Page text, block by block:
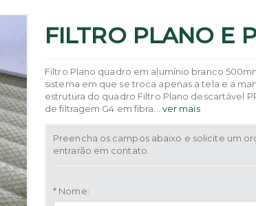
FILTRO PLANO E
Filtro Plano quadro em alumínio branco
sistema em que se troca apenas a tela e a
estrutura do quadro Filtro Plano descartável
de filtragem G4 em fibra...
ver mais
Preencha os campos abaixo e solicite um
entrarão em contato.
* Nome: